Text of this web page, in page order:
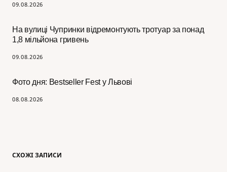
09.08.2026
На вулиці Чупринки відремонтують тротуар за понад
1,8 мільйона гривень
09.08.2026
Фото дня: Bestseller Fest у Львові
08.08.2026
СХОЖІ ЗАПИСИ